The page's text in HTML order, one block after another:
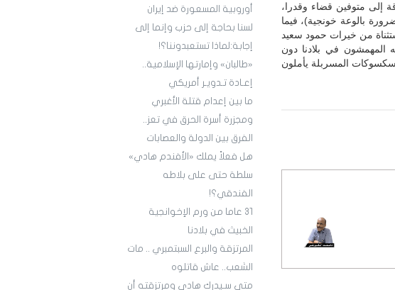
أوروبية المسعورة ضد إيران
لسنا بحاجة إلى حزب وإنما إلى
إجابة:لماذا تستعبدوننا؟!
«طالبان» وإمارتها الإسلامية..
إعـادة تـدويـر أمريكي
ما بين إعدام قتلة الأغبري
ومجزرة أسرة الحرق في تعز..
الفرق بين الدولة والعصابات
هل فعلاً يملك «الأفندم هادي»
سلطة حتى على بلاطه
الفندقي؟!
3١ عاما من ورم الإخوانجية
الخبيث في بلادنا
المرتزقة والبرع السبتمبري .. مات
الشعب.. عاش قاتلوه
متى سـيدرك هادي ومرتزقته أن
إلى متوفين قضاء وقدرا،
بالوعة خونجية)، فيما
من خيرات حمود سعيد
في بلادنا دون
المسربلة يأملون